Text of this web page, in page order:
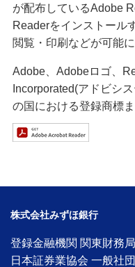
が配布しているAdobe
Readerをインストール
閲覧・印刷などが可能に
Adobe、Adobeロゴ、
Incorporated(アドビシ
の国における登録商標ま
株式会社みずほ銀行
登録金融機関 関東財務
日本証券業協会 一般社